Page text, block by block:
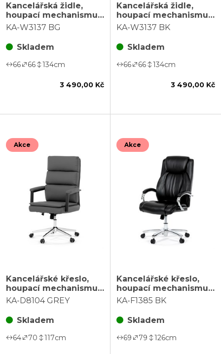
Kancelářská židle,
houpací mechanismus,
béžová látka, KA-
KA-W3137 BG
Skladem
66 66 134cm
3 490,00 Kč
Kancelářská židle,
houpací mechanismus,
černá látka, KA-W3137
KA-W3137 BK
Skladem
66 66 134cm
3 490,00 Kč
Akce
Kancelářské křeslo,
houpací mechanismus,
šedá ekokůže, KA-
KA-D8104 GREY
Skladem
64 70 117cm
Akce
Kancelářské křeslo,
houpací mechanismus,
černá ekokůže, KA-
KA-F1385 BK
Skladem
69 79 126cm